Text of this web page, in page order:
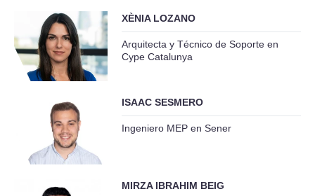
XÈNIA LOZANO
Arquitecta y Técnico de Soporte en
Cype Catalunya
ISAAC SESMERO
Ingeniero MEP en Sener
MIRZA IBRAHIM BEIG